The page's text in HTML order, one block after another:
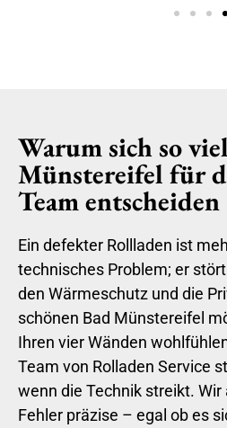
Warum sich so
Münstereifel für
Team entscheiden
Ein defekter Rollladen ist
technisches Problem; er
den Wärmeschutz und die
schönen Bad Münstereifel
Ihren vier Wänden
Team von Rolladen Service
wenn die Technik streikt. Wir
Fehler präzise – egal ob es